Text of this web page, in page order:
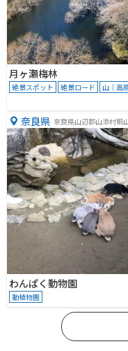
月ヶ瀬梅林
絶景スポット 絶景ロード 山｜高
奈良県 奈良県山辺郡山添村桐
わんぱく動物園
動植物園